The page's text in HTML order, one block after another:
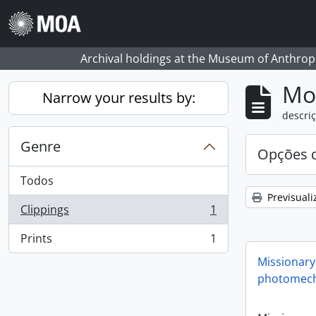
Skip to main content
Archival holdings at the Museum of
Narrow your results by:
Genre
Todos
Clippings
, 1 resultados
1
Prints
, 1 resultados 1
Opções